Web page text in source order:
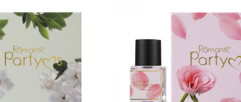
nữ hiện đại.